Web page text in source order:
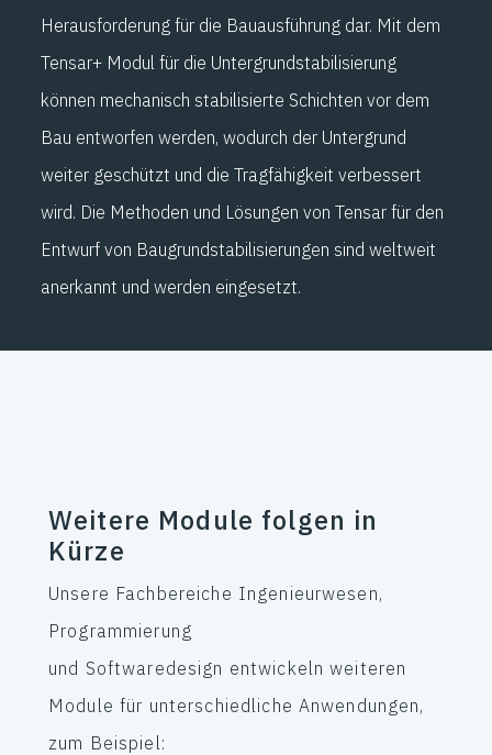
Herausforderung für die Bauausführung dar. Mit dem
Tensar+ Modul für die Untergrundstabilisierung
können mechanisch stabilisierte Schichten vor dem
Bau entworfen werden, wodurch der Untergrund
weiter geschützt und die Tragfähigkeit verbessert
wird. Die Methoden und Lösungen von Tensar für den
Entwurf von Baugrundstabilisierungen sind weltweit
anerkannt und werden eingesetzt.
Weitere Module folgen in
Kürze
Unsere Fachbereiche Ingenieurwesen,
Programmierung
und Softwaredesign entwickeln weiteren
Module für unterschiedliche Anwendungen,
zum Beispiel: